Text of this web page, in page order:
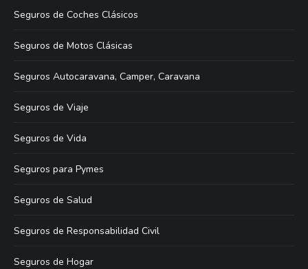
Seguros de Coches Clásicos
Seguros de Motos Clásicas
Seguros Autocaravana, Camper, Caravana
Seguros de Viaje
Seguros de Vida
Seguros para Pymes
Seguros de Salud
Seguros de Responsabilidad Civil
Seguros de Hogar